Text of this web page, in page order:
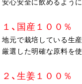
安心安全に飲めるよう
１、国産１００％
地元で栽培している生産
厳選した明確な原料を使
２、生姜１００％